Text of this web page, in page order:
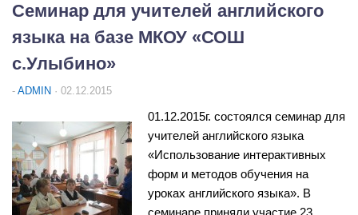
Реализация Единой модели профориентации
ТПМПК
Работа со ШНОР
Методические рекомендации
Аттестация педагогических работников
Развитие учительского потенциала
Семинары
Конкурсы
Cеминар для учителей английского
языка на базе МКОУ «СОШ
с.Улыбино»
- ADMIN · 02.12.2015
01.12.2015г. состоялся семинар для
учителей английского языка
«Использование интерактивных
форм и методов обучения на
уроках английского языка». В
семинаре приняли участие 23